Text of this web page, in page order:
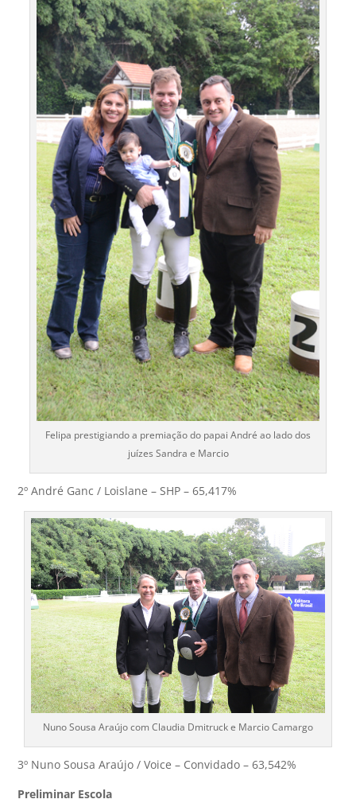
Felipa prestigiando a premiação do papai André ao lado dos
juízes Sandra e Marcio
2º André Ganc / Loislane – SHP – 65,417%
Nuno Sousa Araújo com Claudia Dmitruck e Marcio Camargo
3º Nuno Sousa Araújo / Voice – Convidado – 63,542%
Preliminar Escola